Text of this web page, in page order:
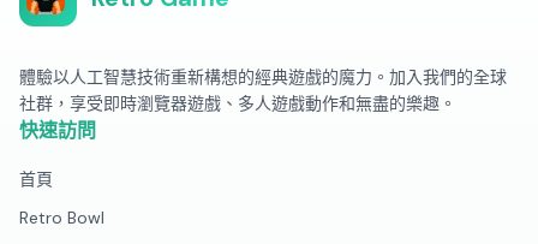
體驗以人工智慧技術重新構想的經典遊戲的魔力。加入我們的全球
社群，享受即時瀏覽器遊戲、多人遊戲動作和無盡的樂趣。
快速訪問
首頁
Retro Bowl